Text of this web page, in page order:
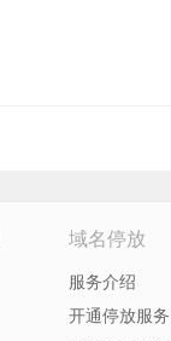
域名停放
服务介绍
开通停放服务